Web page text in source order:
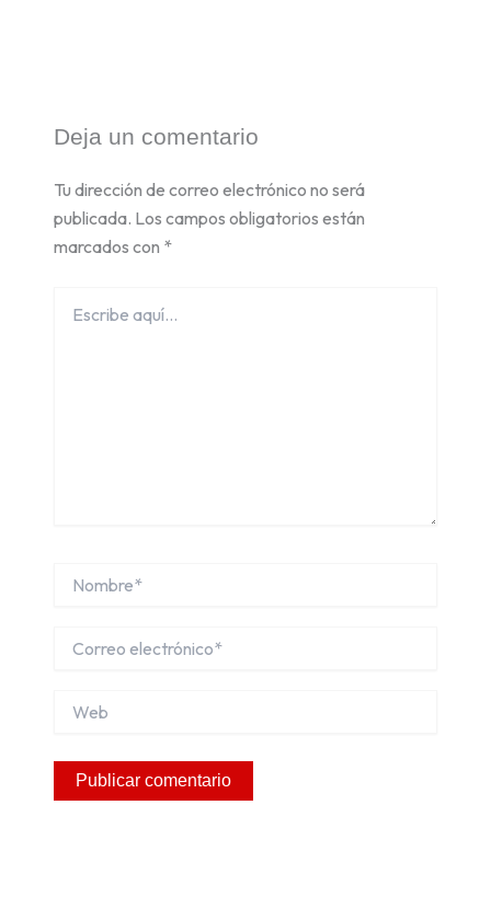
Deja un comentario
Tu dirección de correo electrónico no será
publicada. Los campos obligatorios están
marcados con *
aquí...
electrónico*